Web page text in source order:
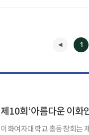
1
제10회‘아름다운 이화
이화여자대학교 총동창회는